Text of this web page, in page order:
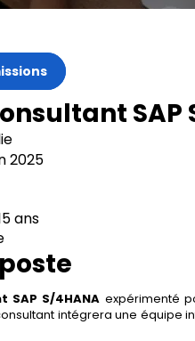
SAP
2025
ans
SAP S/4HANA expérimenté
intégrera une équipe